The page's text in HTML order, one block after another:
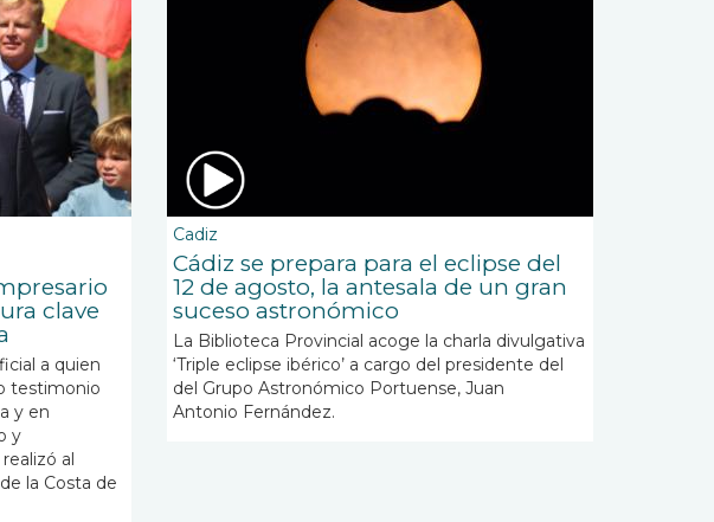
clave
a quien
testimonio
y en
y
al
la Costa de
Cadiz
Cádiz se prepara para el eclipse del
12 de agosto, la antesala de un gran
suceso astronómico
La Biblioteca Provincial acoge la charla divulgativa
‘Triple eclipse ibérico’ a cargo del presidente del
del Grupo Astronómico Portuense, Juan
Antonio Fernández.